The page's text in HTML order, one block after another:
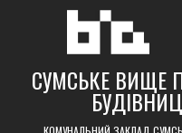
СУМСЬКЕ ВИЩЕ